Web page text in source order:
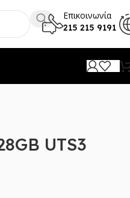
Επικοινωνία
215 215 9191
UTS3